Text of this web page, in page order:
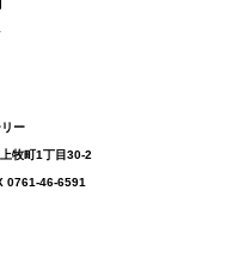
ー
牧町1丁目30-2
0761-46-6591